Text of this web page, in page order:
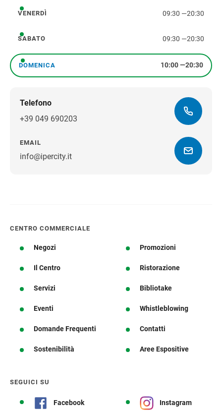
venerdì
VENERDÌ 09:30 —20:30
sabato
SABATO 09:30 —20:30
domenica
DOMENICA 10:00—20:30
Telefono
+39 049 690203
EMAIL
info@ipercity.it
CENTRO COMMERCIALE
Negozi Promozioni
Il Centro Ristorazione
Servizi Bibliotake
Eventi Whistleblowing
Domande Frequenti Contatti
Sostenibilità Aree Espositive
SEGUICI SU
Facebook Instagram